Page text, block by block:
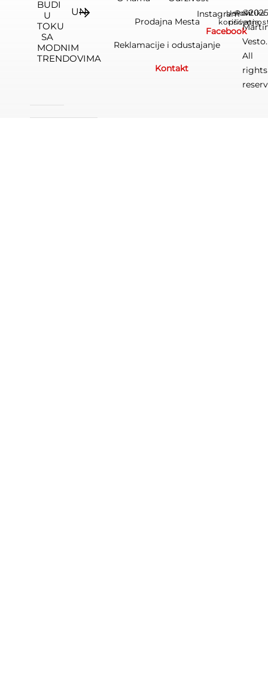
BUDI
U
TOKU
SA
MODNIM
TRENDOVIMA
Prodajna Mesta
Reklamacije i odustajanje
Kontakt
Vesto.
All
rights
Instagram
Facebook
Uslovi
korišćenja
Politika